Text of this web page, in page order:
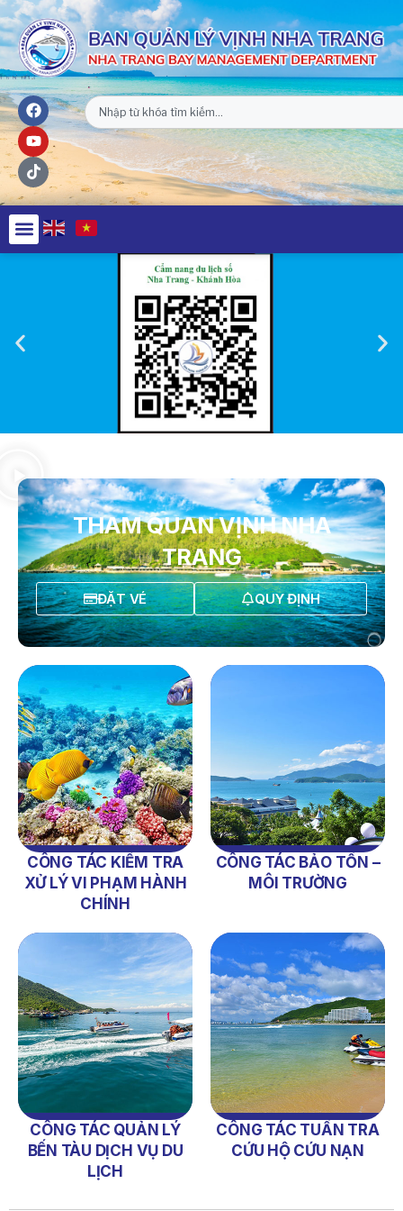
THAM QUAN VỊNH NHA
TRANG
ĐẶT VÉ QUY ĐỊNH
CÔNG TÁC KIỂM TRA
XỬ LÝ VI PHẠM HÀNH
CHÍNH
CÔNG TÁC BẢO TỒN –
MÔI TRƯỜNG
CÔNG TÁC QUẢN LÝ
BẾN TÀU DỊCH VỤ DU
LỊCH
CÔNG TÁC TUẦN TRA
CỨU HỘ CỨU NẠN
NỘI QUY BẾN THỦY NỘI ĐỊA HÒN MUN
NỘI QUY BẾN THỦY NỘI ĐỊA PHÚ QUÝ
NỘI QUY BẾN THỦY NỘI ĐỊA BẾN TÀU DU LỊCH NHA TRANG
QUYẾT ĐỊNH 939/QĐ-VNT Về Việc Công Khai Thực Hiện
Dự Toán Thu – Chi Ngân Sách 6 Tháng Đầu Năm 2026
QUYẾT ĐỊNH 938/QĐ-VNT Về Việc Điều Chỉnh Phụ Lục Ban